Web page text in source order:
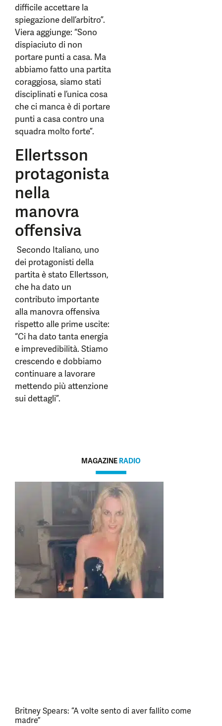
difficile accettare la
spiegazione dell’arbitro”.
Viera aggiunge: “Sono
dispiaciuto di non
portare punti a casa. Ma
abbiamo fatto una partita
coraggiosa, siamo stati
disciplinati e l’unica cosa
che ci manca è di portare
punti a casa contro una
squadra molto forte”.
Ellertsson
protagonista
nella
manovra
offensiva
Secondo Italiano, uno
dei protagonisti della
partita è stato Ellertsson,
che ha dato un
contributo importante
alla manovra offensiva
rispetto alle prime uscite:
“Ci ha dato tanta energia
e imprevedibilità. Stiamo
crescendo e dobbiamo
continuare a lavorare
mettendo più attenzione
sui dettagli”.
MAGAZINE RADIO
Britney Spears: “A volte sento di aver fallito come
madre”